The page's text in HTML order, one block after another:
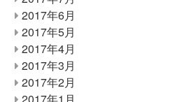
2017年6月
2017年5月
2017年4月
2017年3月
2017年2月
2017年1月